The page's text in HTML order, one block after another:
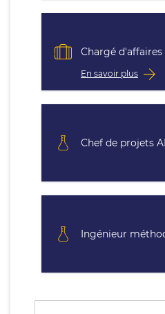
Chargé d'affaires
En savoir plus
Chef de projets
Ingénieur